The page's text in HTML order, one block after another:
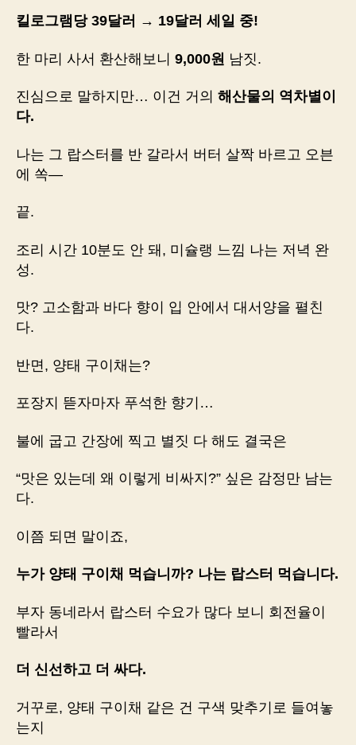
킬로그램당 39달러 → 19달러 세일 중!
한 마리 사서 환산해보니 9,000원 남짓.
진심으로 말하지만… 이건 거의 해산물의 역차별이
다.
나는 그 랍스터를 반 갈라서 버터 살짝 바르고 오븐
에 쏙—
끝.
조리 시간 10분도 안 돼, 미슐랭 느낌 나는 저녁 완
성.
맛? 고소함과 바다 향이 입 안에서 대서양을 펼친
다.
반면, 양태 구이채는?
포장지 뜯자마자 푸석한 향기…
불에 굽고 간장에 찍고 별짓 다 해도 결국은
“맛은 있는데 왜 이렇게 비싸지?” 싶은 감정만 남는
다.
이쯤 되면 말이죠,
누가 양태 구이채 먹습니까? 나는 랍스터 먹습니다.
부자 동네라서 랍스터 수요가 많다 보니 회전율이
빨라서
더 신선하고 더 싸다.
거꾸로, 양태 구이채 같은 건 구색 맞추기로 들여놓
는지